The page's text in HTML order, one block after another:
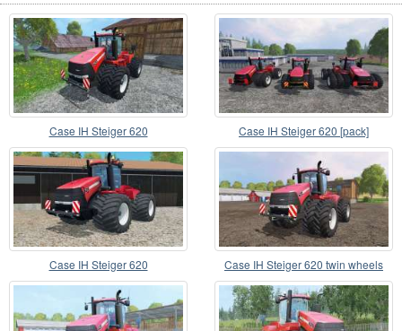
Case IH Steiger 620 Case IH Steiger 620 [pack]
Case IH Steiger 620 Case IH Steiger 620 twin wheels